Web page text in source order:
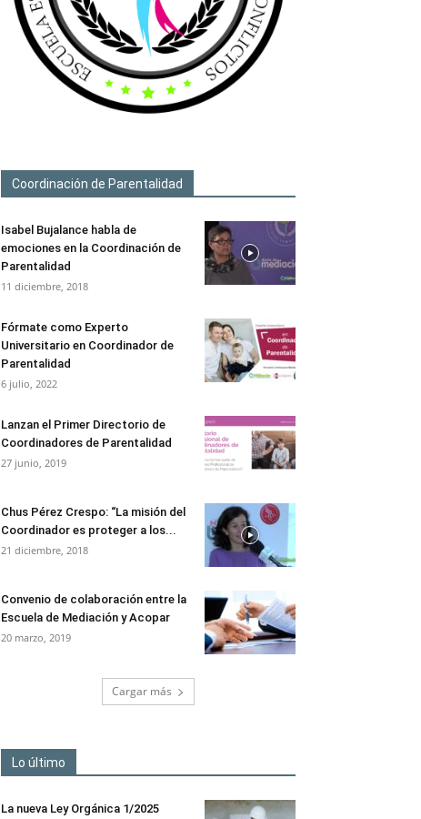
Coordinación de Parentalidad
Isabel Bujalance habla de
emociones en la Coordinación de
Parentalidad
11 diciembre, 2018
Fórmate como Experto
Universitario en Coordinador de
Parentalidad
6 julio, 2022
Lanzan el Primer Directorio de
Coordinadores de Parentalidad
27 junio, 2019
Chus Pérez Crespo: “La misión del
Coordinador es proteger a los...
21 diciembre, 2018
Convenio de colaboración entre la
Escuela de Mediación y Acopar
20 marzo, 2019
Cargar más
Lo último
La nueva Ley Orgánica 1/2025